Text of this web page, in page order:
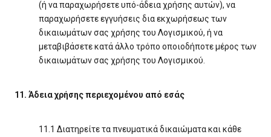
(ή να παραχωρήσετε υπό-άδεια χρήσης αυτών), να
παραχωρήσετε εγγυήσεις δια εκχωρήσεως των
δικαιωμάτων σας χρήσης του Λογισμικού, ή να
μεταβιβάσετε κατά άλλο τρόπο οποιοδήποτε μέρος των
δικαιωμάτων σας χρήσης του Λογισμικού.
11. Άδεια χρήσης περιεχομένου από εσάς
11.1 Διατηρείτε τα πνευματικά δικαιώματα και κάθε